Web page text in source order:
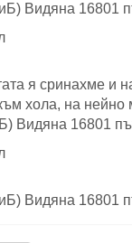
Видяна 16801
я сринахме и
хола, на нейно
Видяна 16801
Видяна 16801